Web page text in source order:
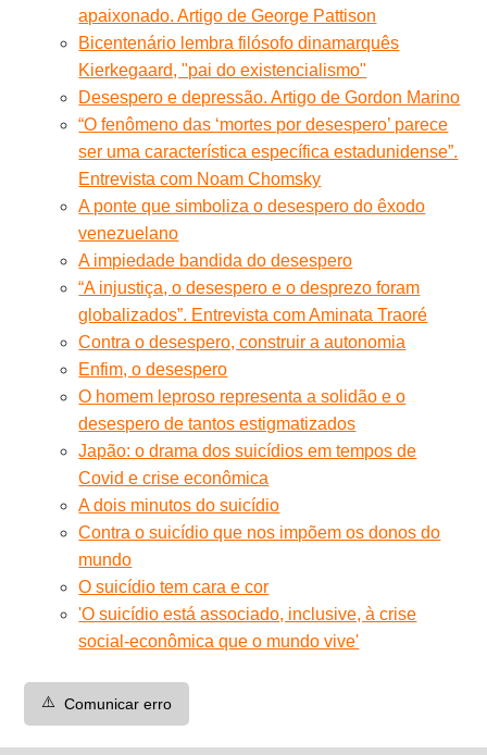
apaixonado. Artigo de George Pattison
Bicentenário lembra filósofo dinamarquês
Kierkegaard, "pai do existencialismo"
Desespero e depressão. Artigo de Gordon Marino
“O fenômeno das ‘mortes por desespero’ parece
ser uma característica específica estadunidense”.
Entrevista com Noam Chomsky
A ponte que simboliza o desespero do êxodo
venezuelano
A impiedade bandida do desespero
“A injustiça, o desespero e o desprezo foram
globalizados”. Entrevista com Aminata Traoré
Contra o desespero, construir a autonomia
Enfim, o desespero
O homem leproso representa a solidão e o
desespero de tantos estigmatizados
Japão: o drama dos suicídios em tempos de
Covid e crise econômica
A dois minutos do suicídio
Contra o suicídio que nos impõem os donos do
mundo
O suicídio tem cara e cor
'O suicídio está associado, inclusive, à crise
social-econômica que o mundo vive'
⚠️ Comunicar erro